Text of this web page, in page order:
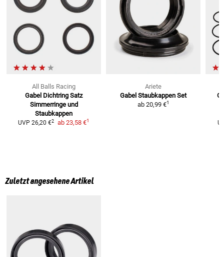
All Balls Racing
Gabel Dichtring Satz
Simmerringe und
Staubkappen
UVP 26,20 €2 ab 23,58 €1
Ariete
Gabel Staubkappen Set
ab 20,99 €1
Zuletzt angesehene Artikel